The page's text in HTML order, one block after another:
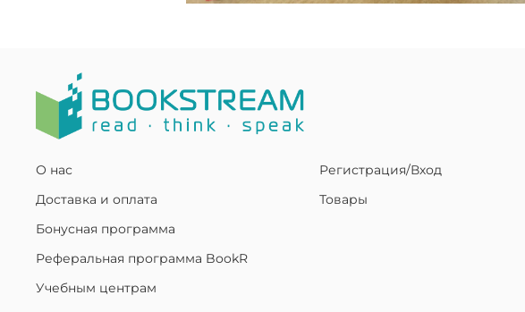
О нас
Доставка и оплата
Бонусная программа
Реферальная программа BookR
Учебным центрам
Регистрация/Вход
Товары